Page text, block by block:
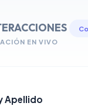
EN VIVO
Apellido